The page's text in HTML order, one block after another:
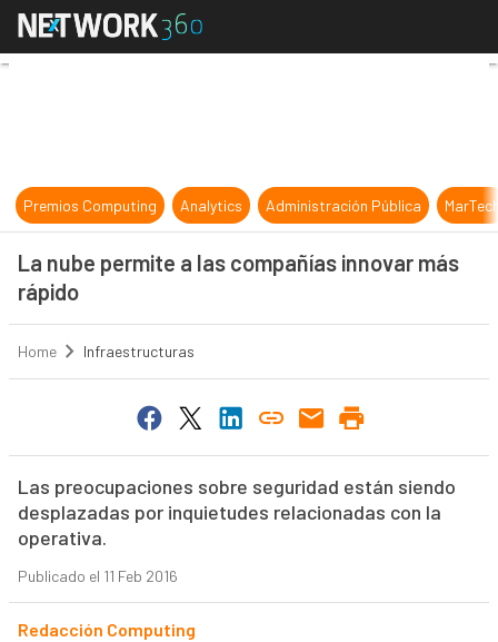
La nube permite a las compañías
Premios Computing Analytics Administración Pública
La nube permite a las compañías innovar más
rápido
Home Infraestructuras
Las preocupaciones sobre seguridad están siendo
desplazadas por inquietudes relacionadas con la
operativa.
Publicado el 11 Feb 2016
Redacción Computing